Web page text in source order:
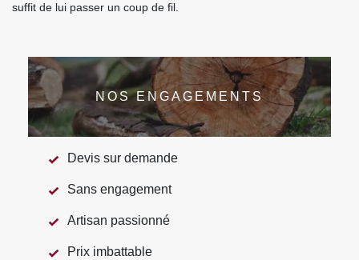
suffit de lui passer un coup de fil.
NOS ENGAGEMENTS
Devis sur demande
Sans engagement
Artisan passionné
Prix imbattable